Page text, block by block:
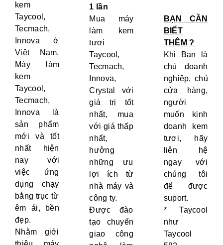
kem
Taycool,
Tecmach,
Innova ở
Việt Nam.
Máy làm
kem
Taycool,
Tecmach,
Innova là
sản phẩm
mới và tốt
nhất hiện
nay với
việc ứng
dụng chạy
bằng trục từ
êm ái, bền
đẹp.
Nhằm giới
1 lần
Mua máy
làm kem
tươi
Taycool,
Tecmach,
Innova,
Crystal với
giá trị tốt
nhất, mua
với giá thấp
nhất,
hưởng
những ưu
lợi ích từ
nhà máy và
công ty.
Được đào
tạo chuyển
giao công
BẠN CẦN
BIẾT
THÊM ?
Khi Bạn là
chủ doanh
nghiệp, chủ
cửa hàng,
người
muốn kinh
doanh kem
tươi, hãy
liên hệ
ngay với
chúng tôi
để được
suport.
* Taycool
như
Taycool